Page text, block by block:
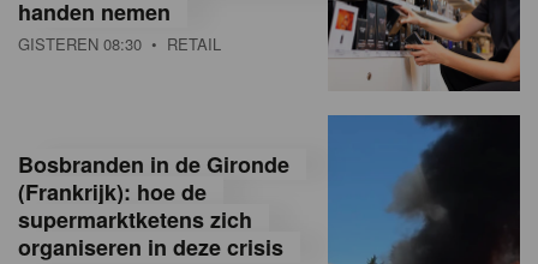
handen nemen
GISTEREN 08:30 • RETAIL
Bosbranden in de Gironde
(Frankrijk): hoe de
supermarktketens zich
organiseren in deze crisis